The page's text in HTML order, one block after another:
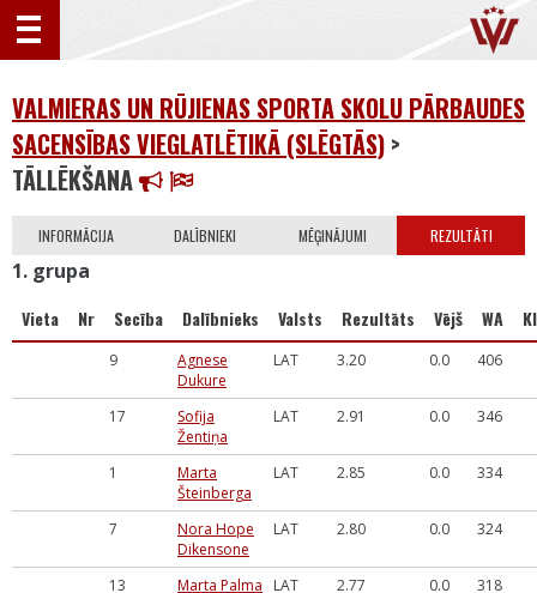
VALMIERAS UN RŪJIENAS SPORTA SKOLU PĀRBAUDES
SACENSĪBAS VIEGLATLĒTIKĀ (SLĒGTĀS) >
TĀLLĒKŠANA
INFORMĀCIJA DALĪBNIEKI MĒĢINĀJUMI REZULTĀTI
1. grupa
Vieta Nr Secība Dalībnieks Valsts Rezultāts Vējš WA
9
Agnese
Dukure
LAT 3.20 0.0 406
17
Sofija
Žentiņa
LAT 2.91 0.0 346
1
Marta
Šteinberga
LAT 2.85 0.0 334
7
Nora Hope
Dikensone
LAT 2.80 0.0 324
13 Marta Palma LAT 2.77 0.0
318